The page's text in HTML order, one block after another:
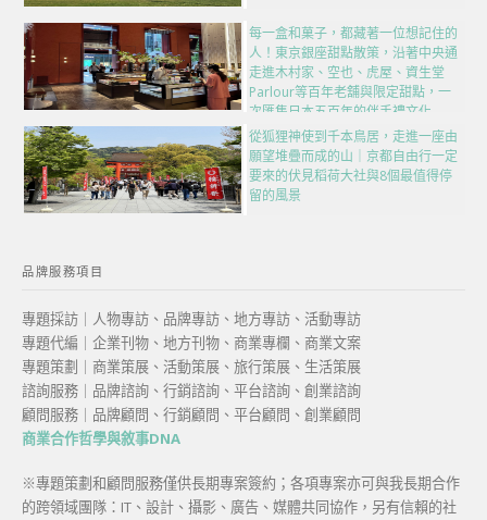
每一盒和菓子，都藏著一位想記住的
人！東京銀座甜點散策，沿著中央通
走進木村家、空也、虎屋、資生堂
Parlour等百年老舖與限定甜點，一
次匯集日本五百年的伴手禮文化
從狐狸神使到千本鳥居，走進一座由
願望堆疊而成的山｜京都自由行一定
要來的伏見稻荷大社與8個最值得停
留的風景
品牌服務項目
專題採訪｜人物專訪、品牌專訪、地方專訪、活動專訪
專題代編｜企業刊物、地方刊物、商業專欄、商業文案
專題策劃｜商業策展、活動策展、旅行策展、生活策展
諮詢服務｜品牌諮詢、行銷諮詢、平台諮詢、創業諮詢
顧問服務｜品牌顧問、行銷顧問、平台顧問、創業顧問
商業合作哲學與敘事DNA
※專題策劃和顧問服務僅供長期專案簽約；各項專案亦可與我長期合作
的跨領域團隊：IT、設計、攝影、廣告、媒體共同協作，另有信賴的社